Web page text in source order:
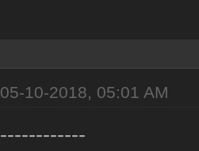
05-10-2018, 05:01 AM
------------